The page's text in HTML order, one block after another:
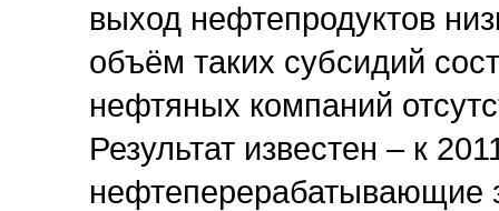
выход нефтепродуктов
объём таких субсидий
нефтяных компаний
Результат известен – к
нефтеперерабатывающие